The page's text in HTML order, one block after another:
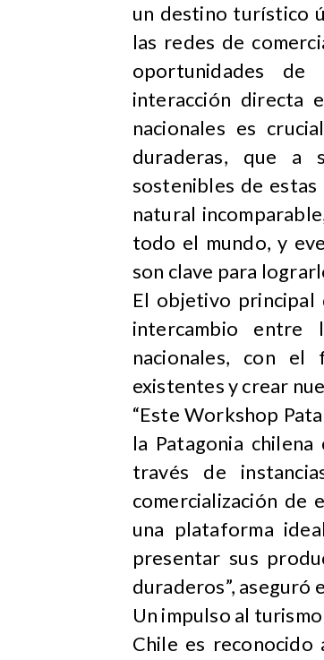
un destino turístico
las redes de
oportunidades de
interacción directa
nacionales es
duraderas, que a
sostenibles de estas
natural
todo el mundo, y
son clave para
El objetivo principal
intercambio entre
nacionales, con el
existentes y crear
“Este Workshop
la Patagonia
través de
comercialización de
una plataforma
presentar sus
duraderos”, aseguró
Un impulso al
Chile es